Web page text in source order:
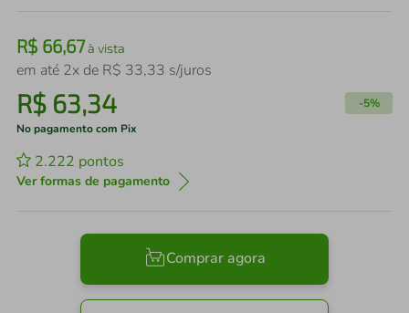
R$ 66,67à vista
em até 2x de R$ 33,33 s/juros
R$ 63,34 -5%
No pagamento com Pix
2.222 pontos
Ver formas de pagamento
Comprar agora